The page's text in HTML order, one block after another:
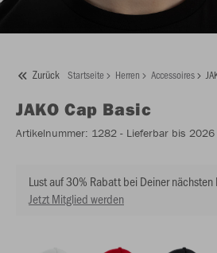
Zurück Startseite Herren Accessoires
JAKO Cap Basic
Artikelnummer: 1282 - Lieferbar bis 2026
Lust auf 30% Rabatt bei Deiner nächsten
Jetzt Mitglied werden